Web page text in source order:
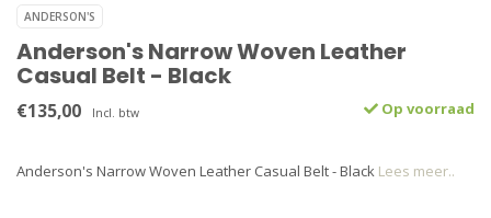
ANDERSON'S
Anderson's Narrow Woven Leather
Casual Belt - Black
€135,00 Incl. btw Op voorraad
Anderson's Narrow Woven Leather Casual Belt - Black Lees meer..